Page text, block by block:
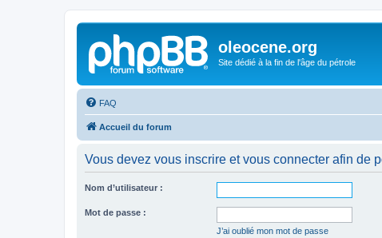
oleocene.org
Site dédié à la fin de l'âge du pétrole
FAQ
Accueil du forum
Vous devez vous inscrire et vous connecter afin de
Nom d’utilisateur :
Mot de passe :
J’ai oublié mon mot de passe